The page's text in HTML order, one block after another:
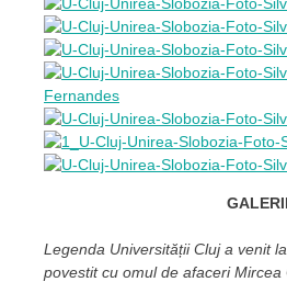
Legenda Universității Cluj a venit
povestit cu omul de afaceri